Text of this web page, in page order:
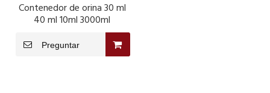
Contenedor de orina 30 ml
40 ml 10ml 3000ml
Preguntar